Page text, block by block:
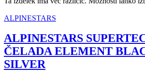
ALPINESTARS
ALPINESTARS
ČELADA ELEMENT
SILVER